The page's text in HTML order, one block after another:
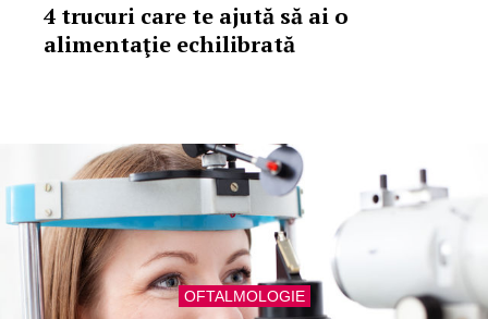
4 trucuri care te ajută să ai o
alimentaţie echilibrată
OFTALMOLOGIE